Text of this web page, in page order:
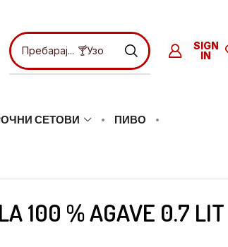
Пребарај...
SIGN
IN
СЕТОВИ ПИВО
100 % AGAVE 0.7 LIT